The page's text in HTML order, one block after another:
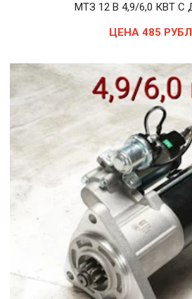
МТЗ 12 В 4,9/6,0 КВТ С
ЦЕНА 485